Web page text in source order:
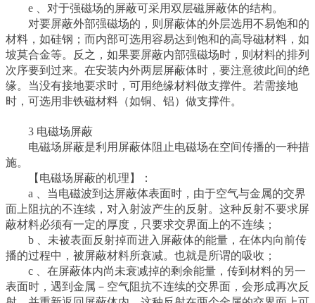
e 、对于强磁场的屏蔽可采用双层磁屏蔽体的结构。
对要屏蔽外部强磁场的，则屏蔽体的外层选用不易饱和的
材料，如硅钢；而内部可选用容易达到饱和的高导磁材料，如
坡莫合金等。反之，如果要屏蔽内部强磁场时，则材料的排列
次序要到过来。在安装内外两层屏蔽体时，要注意彼此间的绝
缘。当没有接地要求时，可用绝缘材料做支撑件。若需接地
时，可选用非铁磁材料（如铜、铝）做支撑件。
3 电磁场屏蔽
电磁场屏蔽是利用屏蔽体阻止电磁场在空间传播的一种措
施。
【电磁场屏蔽的机理】：
a 、当电磁波到达屏蔽体表面时，由于空气与金属的交界
面上阻抗的不连续，对入射波产生的反射。这种反射不要求屏
蔽材料必须有一定的厚度，只要求交界面上的不连续；
b 、未被表面反射掉而进入屏蔽体的能量，在体内向前传
播的过程中，被屏蔽材料所衰减。也就是所谓的吸收；
c 、在屏蔽体内尚未衰减掉的剩余能量，传到材料的另一
表面时，遇到金属－空气阻抗不连续的交界面，会形成再次反